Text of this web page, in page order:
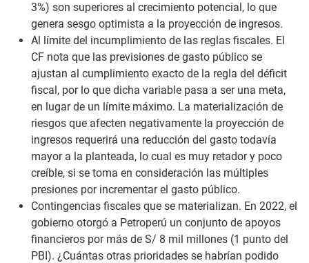
3%) son superiores al crecimiento potencial, lo que
genera sesgo optimista a la proyección de ingresos.
Al límite del incumplimiento de las reglas fiscales. El
CF nota que las previsiones de gasto público se
ajustan al cumplimiento exacto de la regla del déficit
fiscal, por lo que dicha variable pasa a ser una meta,
en lugar de un límite máximo. La materialización de
riesgos que afecten negativamente la proyección de
ingresos requerirá una reducción del gasto todavía
mayor a la planteada, lo cual es muy retador y poco
creíble, si se toma en consideración las múltiples
presiones por incrementar el gasto público.
Contingencias fiscales que se materializan. En 2022, el
gobierno otorgó a Petroperú un conjunto de apoyos
financieros por más de S/ 8 mil millones (1 punto del
PBI). ¿Cuántas otras prioridades se habrían podido